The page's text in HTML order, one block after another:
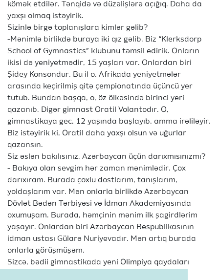
kömək etdilər. Tənqidə və düzəlişlərə açığıq. Daha da
yaxşı olmaq istəyirik.
Sizinlə birgə toplanışlara kimlər gəlib?
-Mənimlə birlikdə buraya iki qız gəlib. Biz “Klerksdorp
School of Gymnastics” klubunu təmsil edirik. Onların
ikisi də yeniyetmədir, 15 yaşları var. Onlardan biri
Şidey Konsondur. Bu il o, Afrikada yeniyetmələr
arasında keçirilmiş qitə çempionatında üçüncü yer
tutub. Bundan başqa, o, öz ölkəsində birinci yeri
qazanıb. Digər gimnast Oratil Volantodır. O,
gimnastikaya gec, 12 yaşında başlayıb, amma irəliləyir.
Biz istəyirik ki, Oratil daha yaxşı olsun və uğurlar
qazansın.
Siz əslən bakılısınız. Azərbaycan üçün darıxmısınızmı?
- Bakıya olan sevgim hər zaman mənimlədir. Çox
darıxıram. Burada çoxlu dostlarım, tanışlarım,
yoldaşlarım var. Mən onlarla birlikdə Azərbaycan
Dövlət Bədən Tərbiyəsi və İdman Akademiyasında
oxumuşam. Burada, həmçinin mənim ilk şagirdlərim
yaşayır. Onlardan biri Azərbaycan Respublikasının
idman ustası Gülarə Nuriyevadır. Mən artıq burada
onlarla görüşmüşəm.
Sizcə, bədii gimnastikada yeni Olimpiya qaydaları